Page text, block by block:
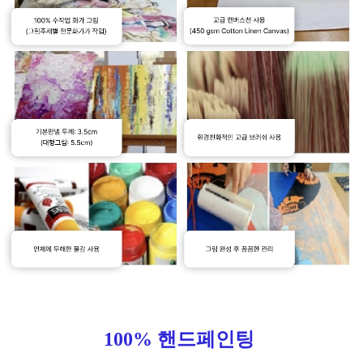
100% 핸드페인팅